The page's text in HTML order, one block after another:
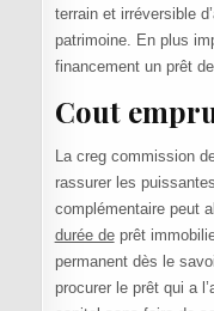
terrain et irréversible
patrimoine. En plus
financement un prêt
Cout
La creg commission
rassurer les
complémentaire peut
durée deprêt
permanent dès le
procurer le prêt qui a